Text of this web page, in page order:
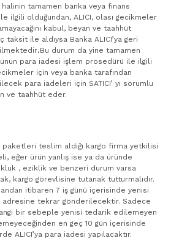
halinin tamamen banka veya finans
ilgili olduğundan, ALICI, olası gecikmeler
kabul, beyan ve taahhüt
taksit ile aldıysa Banka ALICI’ya geri
.Bu durum da yine tamamen
para iadesi işlem prosedürü ile ilgili
için veya banka tarafından
para iadeleri için SATICI’ yı sorumlu
ve taahhüt eder.
paketleri teslim aldığı kargo firma yetkilisi
eğer ürün yanlış ise ya da üründe
, eziklik ve benzeri durum varsa
kargo görevlisine tutanak tutturmalıdır.
andan itibaren 7 iş günü içerisinde yenisi
adresine tekrar gönderilecektir. Sadece
bir sebeple yenisi tedarik edilemeyen
en geç 10 gün içerisinde
ALICI’ya para iadesi yapılacaktır.